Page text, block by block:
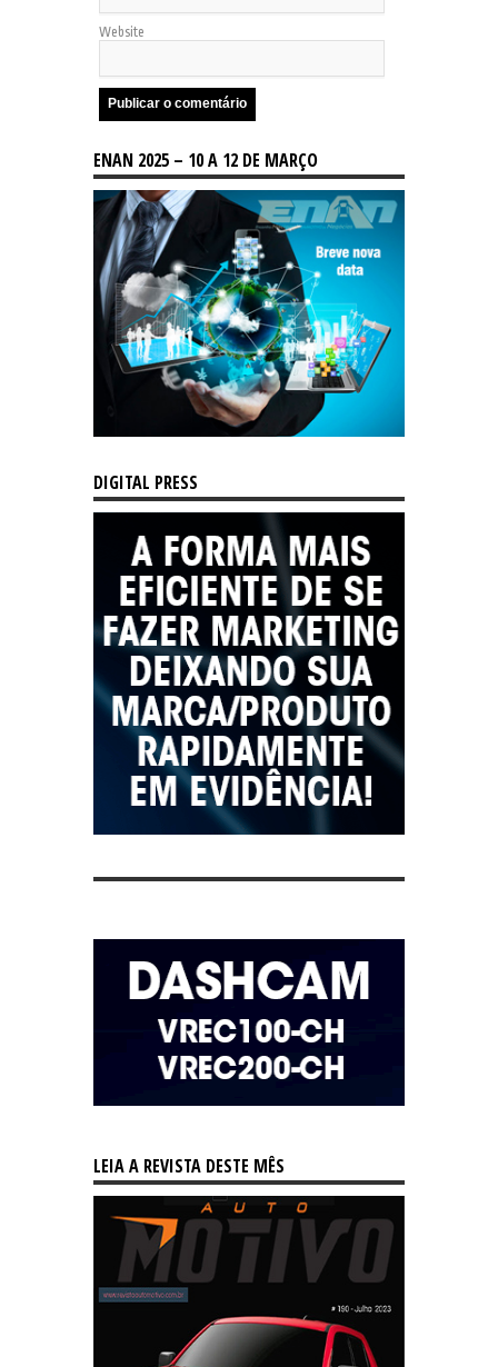
Website
ENAN 2025 – 10 A 12 DE MARÇO
DIGITAL PRESS
LEIA A REVISTA DESTE MÊS